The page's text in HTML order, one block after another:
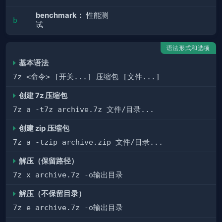
b
benchmark： 性能测
试
语法形式和选项
基本语法
7z <命令> [开关...] 压缩包 [文件...]
创建 7z 压缩包
7z a -t7z archive.7z 文件/目录...
创建 zip 压缩包
7z a -tzip archive.zip 文件/目录...
解压（保留路径）
7z x archive.7z -o输出目录
解压（不保留目录）
7z e archive.7z -o输出目录